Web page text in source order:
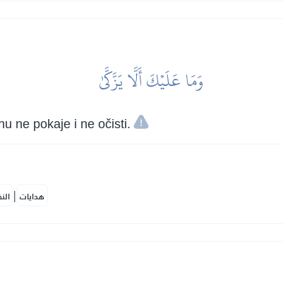
وَمَا عَلَيۡكَ أَلَّا يَزَّكَّىٰ
ne pokaje i ne očisti.
| هدايات